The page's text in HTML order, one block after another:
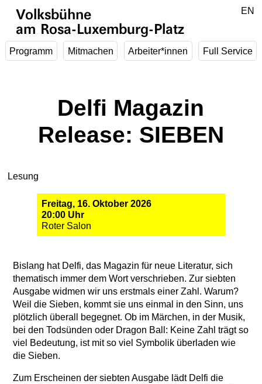
Volksbühne
am Rosa-Luxemburg-Platz
Programm Mitmachen Arbeiter*innen Full Service
DE
EN
Delfi Magazin
Release: SIEBEN
Lesung
Freitag, 16. Oktober 2026
20:00 Uhr
Roter Salon
Bislang hat Delfi, das Magazin für neue Literatur, sich
thematisch immer dem Wort verschrieben. Zur siebten
Ausgabe widmen wir uns erstmals einer Zahl. Warum?
Weil die Sieben, kommt sie uns einmal in den Sinn, uns
plötzlich überall begegnet. Ob im Märchen, in der Musik,
bei den Todsünden oder Dragon Ball: Keine Zahl trägt so
viel Bedeutung, ist mit so viel Symbolik überladen wie
die Sieben.
Zum Erscheinen der siebten Ausgabe lädt Delfi die